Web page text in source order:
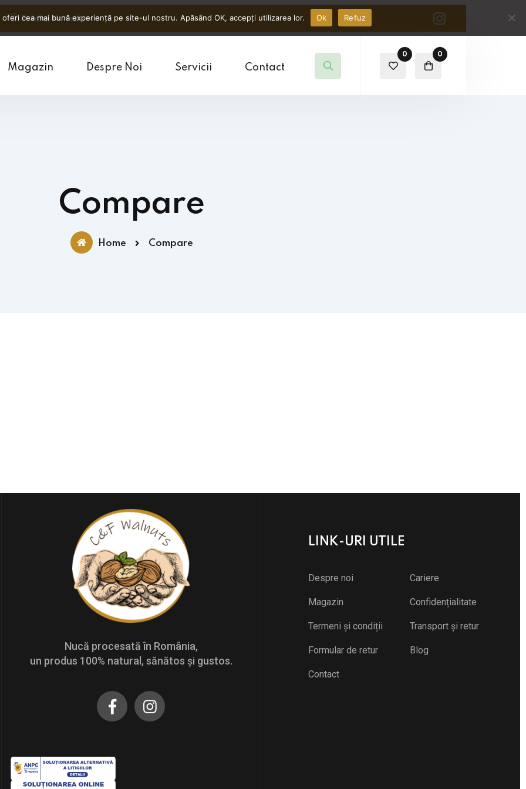
Petrila, Hunedoara
Magazin Despre Noi Servicii Contact
0 0
Compare
Home Compare
Nucă procesată în România,
un produs 100% natural, sănătos și gustos.
LINK-URI UTILE
Despre noi Cariere
Magazin Confidențialitate
Termeni și condiții Transport și retur
Formular de retur Blog
Contact
cea mai bună experiență pe site-ul nostru. Apăsând OK, accepți utilizarea lor. Ok Refuz